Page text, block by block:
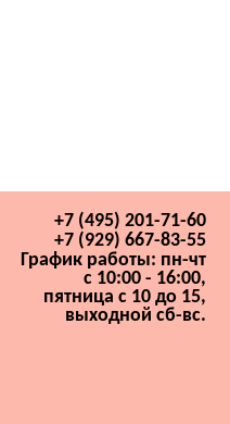
+7 (495) 201-71-60
+7 (929) 667-83-55
График работы: пн-чт
с 10:00 - 16:00,
пятница с 10 до 15,
выходной сб-вс.